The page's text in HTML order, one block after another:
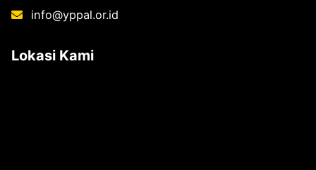
info@yppal.or.id
Lokasi Kami